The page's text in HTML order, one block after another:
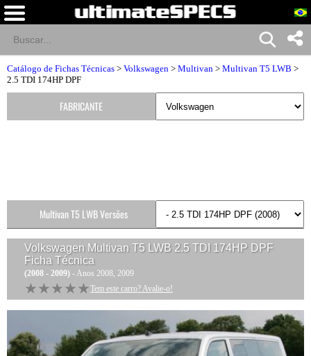
Catálogo de Fichas Técnicas > Volkswagen > Multivan > Multivan T5 LWB >
2.5 TDI 174HP DPF
Volkswagen Multivan T5 LWB 2.5 TDI 174HP DPF
Ficha Técnica
(2008 - 2009) - Anos 2008, 2009
★★★★★
★★★★★ Tem este carro? Avalie-o!
FABRICANTE
Multivan T5 LWB Versões